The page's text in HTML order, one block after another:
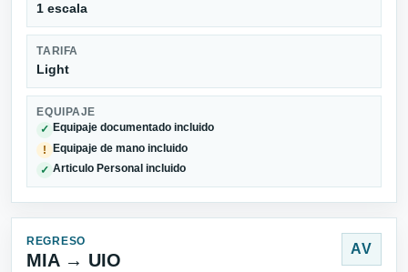
1 escala
TARIFA
Light
EQUIPAJE
✓ Equipaje documentado incluido
! Equipaje de mano incluido
✓ Articulo Personal incluido
REGRESO
MIA → UIO
AV